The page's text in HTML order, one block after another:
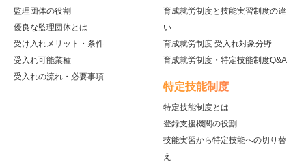
監理団体の役割
優良な監理団体とは
受け入れメリット・条件
受入れ可能業種
受入れの流れ・必要事項
育成就労制度と技能実習制度の違
い
育成就労制度 受入れ対象分野
育成就労制度・特定技能制度Q&A
特定技能制度
特定技能制度とは
登録支援機関の役割
技能実習から特定技能への切り替
え